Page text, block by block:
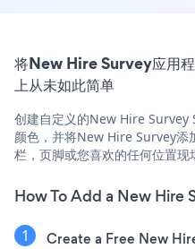
将New Hire Survey应用
上从未如此简单
创建自定义的New Hire Survey
颜色，并将New Hire Survey
栏，页脚或您喜欢的任何位置现
How To Add a New Hire
Create a Free New